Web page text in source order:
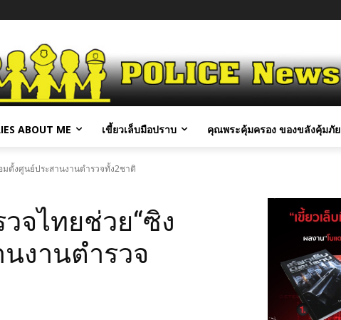
ABOUT ME เขี้ยวเล็บมือปราบ คุณพระคุ้มครอง ของขลังคุ้มภัย
ตั้งศูนย์ประสานงานตำรวจทั้ง2ชาติ
ไทยช่วย“ซิง
งานตำรวจ